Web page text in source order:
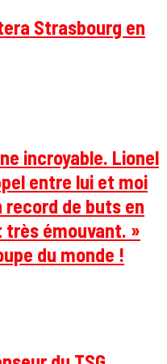
Strasbourg en
incroyable. Lionel
entre lui et moi
record de buts en
très émouvant. »
du monde !